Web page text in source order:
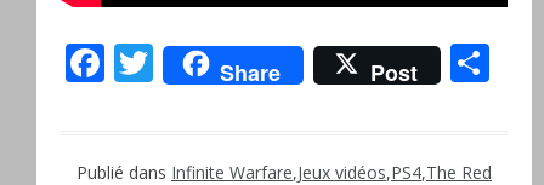
Facebook
Twitter
Share Post
Publié dans Infinite Warfare,Jeux vidéos,PS4,The Red